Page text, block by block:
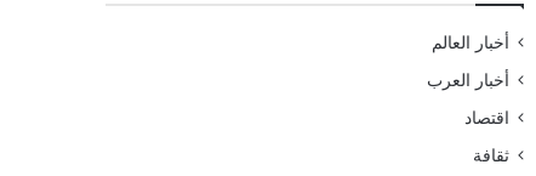
أخبار العالم
أخبار العرب
اقتصاد
ثقافة